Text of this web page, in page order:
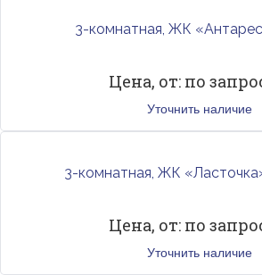
3-комнатная, ЖК
Цена, от: по
Уточнить наличие
3-комнатная, ЖК
Цена, от: по
Уточнить наличие